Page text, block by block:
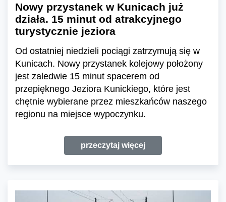
Nowy przystanek w Kunicach już
działa. 15 minut od atrakcyjnego
turystycznie jeziora
Od ostatniej niedzieli pociągi zatrzymują się w
Kunicach. Nowy przystanek kolejowy położony
jest zaledwie 15 minut spacerem od
przepięknego Jeziora Kunickiego, które jest
chętnie wybierane przez mieszkańców naszego
regionu na miejsce wypoczynku.
przeczytaj więcej